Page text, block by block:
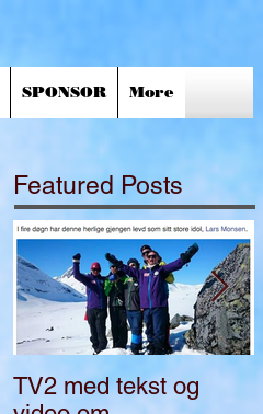
SPONSOR More
Featured Posts
TV2 med tekst og